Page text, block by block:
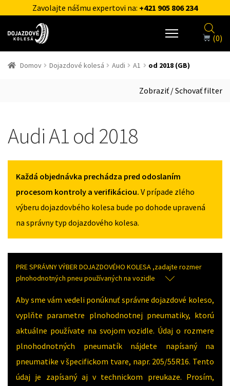
Zavolajte nášmu expertovi na: +421 905 806 234
(0)
Domov Dojazdové kolesá Audi A1 od 2018 (GB)
Zobraziť / Schovať filter
Audi A1 od 2018
Každá objednávka prechádza pred odoslaním
procesom kontroly a verifikáciou. V prípade zlého
výberu dojazdovbého kolesa bude po dohode upravená
na správny typ dojazdového kolesa.
PRE SPRÁVNY VÝBER DOJAZDOVÉHO KOLESA ,zadajte rozmer
plnohodnotných pneu používaných na vozidle
Aby sme vám vedeli ponúknuť správne dojazdové koleso,
vyplňte parametre plnohodnotnej pneumatiky, ktorú
aktuálne používate na svojom vozidle. Údaj o rozmere
plnohodnotných pneumatík nájdete napísaný na
pneumatike v špecifickom tvare, napr. 205/55R16. Tento
údaj je zapísaný aj v technickom preukaze. Prosím,